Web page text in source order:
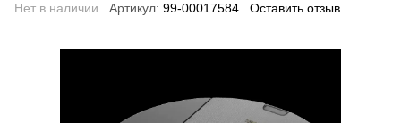
Нет в наличии Артикул: 99-00017584 Оставить отзыв